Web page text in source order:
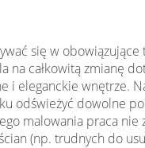
się w
na całkowitą zmianę
i eleganckie wnętrze.
odświeżyć dowolne
malowania praca
(np. trudnych do